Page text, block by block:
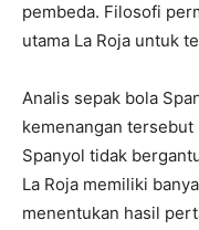
pembeda. Filosofi
utama La Roja untuk
Analis sepak bola
kemenangan
Spanyol tidak
La Roja memiliki
menentukan hasil